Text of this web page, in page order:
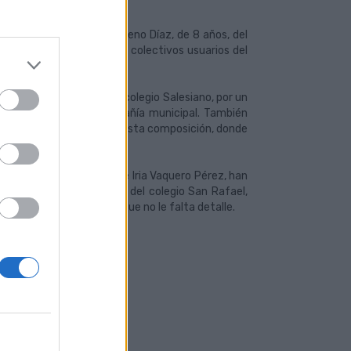
por Mirjana Moreno Díaz, de 8 años, del
los distintos colectivos usuarios del
de ochos años, del colegio Salesiano, por un
regulares de la compañía municipal. También
Iberia, por su detallista composición, donde
Primaria, además de Iria Vaquero Pérez, han
Martín, de 11 años, del colegio San Rafael,
suben a la guagua a la que no le falta detalle.